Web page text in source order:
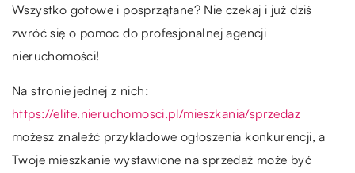
Wszystko gotowe i posprzątane? Nie czekaj i już dziś
zwróć się o pomoc do profesjonalnej agencji
nieruchomości!
Na stronie jednej z nich:
https://elite.nieruchomosci.pl/mieszkania/sprzedaz
możesz znaleźć przykładowe ogłoszenia konkurencji, a
Twoje mieszkanie wystawione na sprzedaż może być